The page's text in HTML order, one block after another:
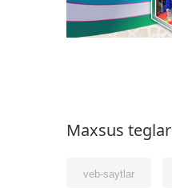
Maxsus teglar
veb-saytlar